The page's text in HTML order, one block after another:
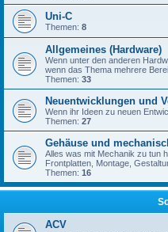
Uni-C
Themen: 8
Allgemeines (Hardware)
Wenn unter den anderen
wenn das Thema mehrere
Themen: 33
Neuentwicklungen und
Wenn ihr Ideen zu neuen
Themen: 27
Gehäuse und
Alles was mit Mechanik zu tun
Frontplatten, Montage,
Themen: 16
ACV